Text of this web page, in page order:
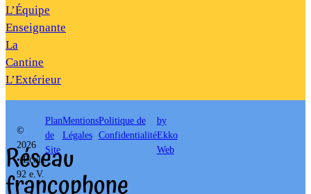
L’Équipe
Enseignante
La
Cantine
L’Extérieur
Réseau
©
2026
• École
92 e.V.
Plan
de
Site
Mentions
Légales
Politique de
Confidentialité
by
Ekko
Web